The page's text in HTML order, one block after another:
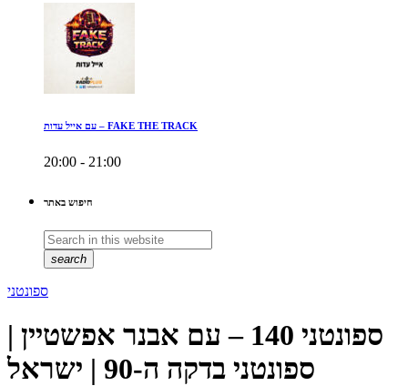
עם אייל עדות – FAKE THE TRACK
20:00 - 21:00
חיפוש באתר
search
ספונטני
ספונטני 140 – עם אבנר אפשטיין |
ספונטני בדקה ה-90 | ישראל